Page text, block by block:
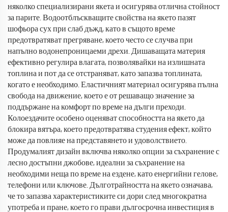
няколко специализирани якета и осигурява отлична стойност
за парите. Водоотблъскващите свойства на якето пазят
шофьора сух при слаб дъжд, като в същото време
предотвратяват прегряване, което често се случва при
напълно водонепроницаеми дрехи. Дишаващата материя
ефективно регулира влагата, позволявайки на излишната
топлина и пот да се отстраняват, като запазва топлината,
когато е необходимо. Еластичният материал осигурява пълна
свобода на движение, което е от решаващо значение за
поддържане на комфорт по време на дълги преходи.
Колоездачите особено оценяват способността на якето да
блокира вятъра, което предотвратява студения ефект, който
може да повлияе на представянето и удоволствието.
Продумалият дизайн включва няколко опции за съхранение с
лесно достъпни джобове, идеални за съхранение на
необходими неща по време на ездене, като енергийни гелове,
телефони или ключове. Дълготрайността на якето означава,
че то запазва характеристиките си дори след многократна
употреба и пране, което го прави дългосрочна инвестиция в